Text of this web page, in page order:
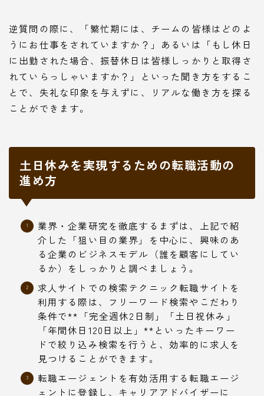
逆質問の際に、「繁忙期には、チームの皆様はどのよ
うにお仕事をされていますか？」あるいは「もし休日
に出勤された場合、振替休日は皆様しっかりと取得さ
れていらっしゃいますか？」といった聞き方をするこ
とで、失礼な印象を与えずに、リアルな働き方を探る
ことができます。
土日休みを実現するための転職活動の
進め方
業界・企業研究を徹底するまずは、上記で紹
介した「狙い目の業界」を中心に、興味のあ
る企業のビジネスモデル（誰を顧客にしてい
るか）をしっかりと調べましょう。
求人サイトでの検索テクニック転職サイトを
利用する際は、フリーワード検索やこだわり
条件で**「完全週休2日制」「土日祝休み」
「年間休日120日以上」**といったキーワー
ドで絞り込み検索を行うと、効率的に求人を
見つけることができます。
転職エージェントを有効活用する転職エージ
ェントに登録し、キャリアアドバイザーに